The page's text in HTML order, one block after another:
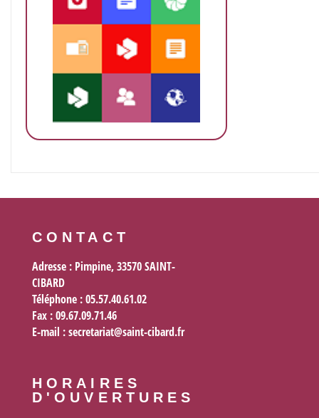
CONTACT
Adresse : Pimpine, 33570 SAINT-
CIBARD
Téléphone : 05.57.40.61.02
Fax :09.67.09.71.46
E-mail :secretariat@saint-cibard.fr
HORAIRES
D'OUVERTURES